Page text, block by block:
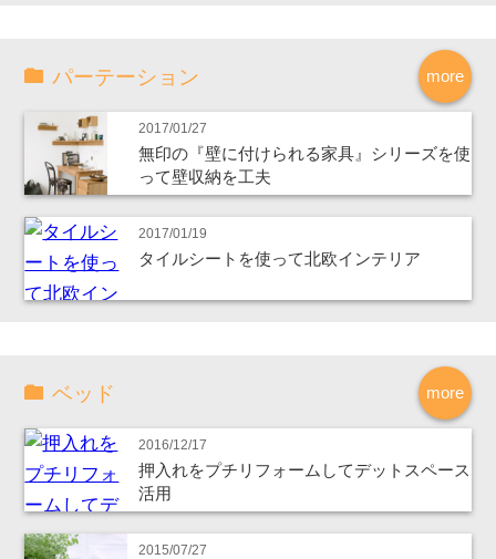
more
パーテーション
2017/01/27
無印の『壁に付けられる家具』シリーズを使
って壁収納を工夫
2017/01/19
タイルシートを使って北欧インテリア
more
ベッド
2016/12/17
押入れをプチリフォームしてデットスペース
活用
2015/07/27